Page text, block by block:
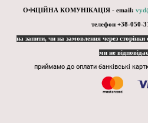
ОФіЦІЙНА КОМУНІКАЦІЯ - email:
телефон +38-050-
на запити, чи на замовлення через
ми не
приймамо до оплати банківські